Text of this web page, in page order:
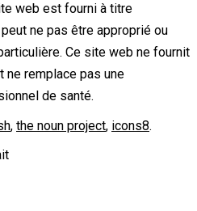
web est fourni à titre
ne pas être approprié ou
Ce site web ne fournit
ne remplace pas une
de santé.
, the noun project, icons8.